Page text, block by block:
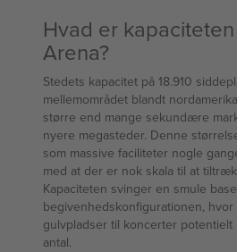
Hvad er
Arena?
Stedets kapacitet på 18.910
mellemområdet blandt
større end mange sekundære
nyere megasteder. Denne
som massive faciliteter nogle
med at der er nok skala til at
Kapaciteten svinger en smule
begivenhedskonfigurationen,
gulvpladser til koncerter potentielt
antal.